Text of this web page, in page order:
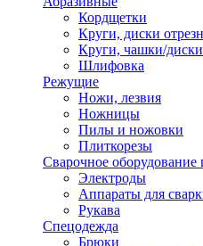
Кордщетки
Круги, диски
Круги, чашки/
Шлифовка
Режущие
Ножи, лезвия
Ножницы
Пилы и ножовки
Плиткорезы
Сварочное оборудование
Электроды
Аппараты для
Рукава
Спецодежда
Брюки